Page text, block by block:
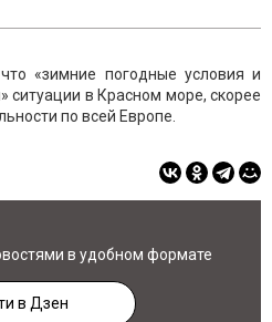
«зимние погодные условия и
ситуации в Красном море, скорее
по всей Европе.
в удобном формате
в Дзен